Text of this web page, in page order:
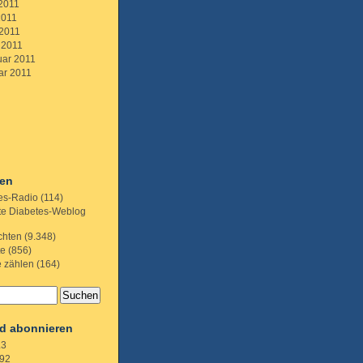
2011
2011
Radio (114)
Diabetes-Weblog
(9.348)
(856)
zählen (164)
abonnieren